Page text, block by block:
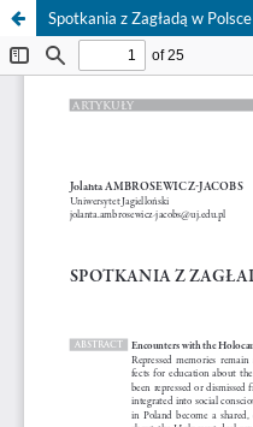
Spotkania z Zagładą w Polsce